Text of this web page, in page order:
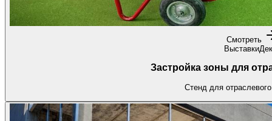
Смотреть
Выставки
Застройка зоны для
Стенд для